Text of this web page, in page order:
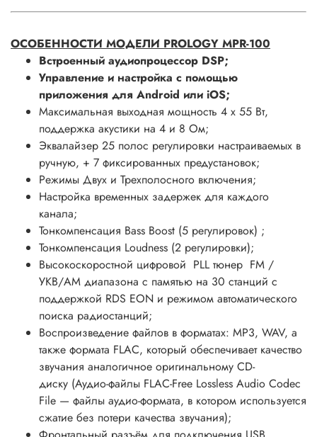
ОСОБЕННОСТИ МОДЕЛИ PROLOGY MPR-100
Встроенный аудиопроцессор DSP;
Управление и настройка с помощью
приложения для Android или iOS;
Максимальная выходная мощность 4 х 55 Вт,
поддержка акустики на 4 и 8 Ом;
Эквалайзер 25 полос регулировки настраиваемых в
ручную, + 7 фиксированных предустановок;
Режимы Двух и Трехполосного включения;
Настройка временных задержек для каждого
канала;
Тонкомпенсация Bass Boost (5 регулировок) ;
Тонкомпенсация Loudness (2 регулировки);
Высокоскоростной цифровой PLL тюнер FM /
УКВ/AM диапазона с памятью на 30 станций c
поддержкой RDS EON и режимом автоматического
поиска радиостанций;
Воспроизведение файлов в форматах: MP3, WAV, а
также формата FLAC, который обеспечивает качество
звучания аналогичное оригинальному CD-
диску (Аудио-файлы FLAC-Free Lossless Audio Codec
File — файлы аудио-формата, в котором используется
сжатие без потери качества звучания);